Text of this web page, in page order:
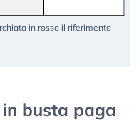
in rosso il riferimento
in busta paga